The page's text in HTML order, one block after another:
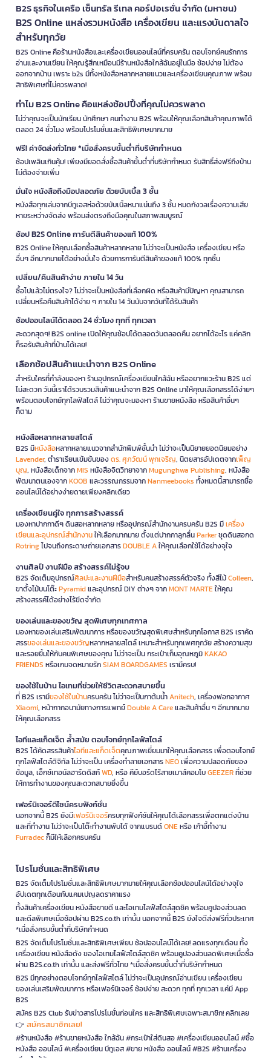
B2S ธุรกิจในเครือ เซ็นทรัล รีเทล คอร์ปอเรชั่น จำกัด (มหาชน)
B2S Online แหล่งรวมหนังสือ เครื่องเขียน และแรงบันดาลใจ
สำหรับทุกวัย
B2S Online คือร้านหนังสือและเครื่องเขียนออนไลน์ที่ครบครัน ตอบโจทย์คนรักการ
อ่านและงานเขียน ให้คุณรู้สึกเหมือนมีร้านหนังสือใกล้ฉันอยู่ในมือ ช้อปง่าย ไม่ต้อง
ออกจากบ้าน เพราะ b2s มีทั้งหนังสือหลากหลายแนวและเครื่องเขียนคุณภาพ พร้อม
สิทธิพิเศษที่ไม่ควรพลาด!
ทำไม B2S Online คือแหล่งช้อปปิ้งที่คุณไม่ควรพลาด
ไม่ว่าคุณจะเป็นนักเรียน นักศึกษา คนทำงาน B2S พร้อมให้คุณเลือกสินค้าคุณภาพได้
ตลอด 24 ชั่วโมง พร้อมโปรโมชั่นและสิทธิพิเศษมากมาย
ฟรี! ค่าจัดส่งทั่วไทย *เมื่อสั่งครบขั้นต่ำที่บริษัทกำหนด
ช้อปเพลินเกินคุ้ม! เพียงมียอดสั่งซื้อสินค้าขั้นต่ำที่บริษัทกำหนด รับสิทธิ์ส่งฟรีถึงบ้าน
ไม่ต้องจ่ายเพิ่ม
มั่นใจ หนังสือถึงมือปลอดภัย ด้วยบับเบิ้ล 3 ชั้น
หนังสือทุกเล่มจากบีทูเอสห่อด้วยบับเบิ้ลหนาแน่นถึง 3 ชั้น หมดกังวลเรื่องความเสีย
หายระหว่างจัดส่ง พร้อมส่งตรงถึงมือคุณในสภาพสมบูรณ์
ช้อป B2S Online การันตีสินค้าของแท้ 100%
B2S Online ให้คุณเลือกซื้อสินค้าหลากหลาย ไม่ว่าจะเป็นหนังสือ เครื่องเขียน หรือ
อื่นๆ อีกมากมายได้อย่างมั่นใจ ด้วยการการันตีสินค้าของแท้ 100% ทุกชิ้น
เปลี่ยน/คืนสินค้าง่าย ภายใน 14 วัน
ซื้อไปแล้วไม่ตรงใจ? ไม่ว่าจะเป็นหนังสือที่เลือกผิด หรือสินค้ามีปัญหา คุณสามารถ
เปลี่ยนหรือคืนสินค้าได้ง่าย ๆ ภายใน 14 วันนับจากวันที่ได้รับสินค้า
ช้อปออนไลน์ได้ตลอด 24 ชั่วโมง ทุกที่ ทุกเวลา
สะดวกสุดๆ! B2S online เปิดให้คุณช้อปได้ตลอดวันตลอดคืน อยากได้อะไร แค่คลิก
ก็รอรับสินค้าที่บ้านได้เลย!
เลือกช้อปสินค้าแนะนำจาก B2S Online
สำหรับใครที่กำลังมองหา ร้านอุปกรณ์เครื่องเขียนใกล้ฉัน หรืออยากแวะร้าน B2S แต่
ไม่สะดวก วันนี้เราได้รวบรวมสินค้าแนะนำจาก B2S Online มาให้คุณเลือกสรรได้ง่ายๆ
พร้อมตอบโจทย์ทุกไลฟ์สไตล์ ไม่ว่าคุณจะมองหา ร้านขายหนังสือ หรือสินค้าอื่นๆ
ก็ตาม
หนังสือหลากหลายสไตล์
B2S มีหนังสือหลากหลายแนวจากสำนักพิมพ์ชั้นนำ ไม่ว่าจะเป็นนิยายยอดนิยมอย่าง
Lavender, ตำราเรียนเข้มข้นของดร. ศุภวัฒน์ พุกเจริญ, นิตยสารอัปเดตจากเพ็ญ
บุญ, หนังสือเด็กจากMIS หนังสือจิตวิทยาจากMugunghwa Publishing, หนังสือ
พัฒนาตนเองจากKOOB และวรรณกรรมจากNanmeebooks ทั้งหมดนี้สามารถซื้อ
ออนไลน์ได้อย่างง่ายดายเพียงคลิกเดียว
เครื่องเขียนคู่ใจ ทุกการสร้างสรรค์
มองหาปากกาดีๆ ดินสอหลากหลาย หรืออุปกรณ์สำนักงานครบครัน B2S มีเครื่อง
เขียนและอุปกรณ์สำนักงานให้เลือกมากมาย ตั้งแต่ปากกาลูกลื่นParkerชุดดินสอกด
Rotringไปจนถึงกระดาษถ่ายเอกสารDOUBLE Aให้คุณเลือกใช้ได้อย่างจุใจ
งานศิลป์ งานฝีมือ สร้างสรรค์ไม่รู้จบ
B2S จัดเต็มอุปกรณ์ศิลปะและงานฝีมือสำหรับคนสร้างสรรค์ตัวจริง ทั้งสีไม้Colleen,
ขาตั้งไม้บนโต๊ะPyramidและอุปกรณ์ DIY ต่างๆ จากMONT MARTEให้คุณ
สร้างสรรค์ได้อย่างไร้ขีดจำกัด
ของเล่นและของขวัญ สุดพิเศษทุกเทศกาล
มองหาของเล่นเสริมพัฒนาการ หรือของขวัญสุดพิเศษสำหรับทุกโอกาส B2S เราคัด
สรรของเล่นและของขวัญหลากหลายสไตล์ เหมาะสำหรับทุกเพศทุกวัย สร้างความสุข
และรอยยิ้มให้กับคนพิเศษของคุณ ไม่ว่าจะเป็น กระเป๋าเก็บอุณหภูมิKAKAO
FRIENDS หรือเกมจดหมายรักSIAM BOARDGAMES เรามีครบ!
ของใช้ในบ้าน ไอเทมที่ช่วยให้ชีวิตสะดวกสบายขึ้น
ที่ B2S เรามีของใช้ในบ้านครบครัน ไม่ว่าจะเป็นกาต้มน้ำAnitech, เครื่องฟอกอากาศ
Xiaomi, หน้ากากอนามัยทางการแพทย์Double A Careและสินค้าอื่น ๆ อีกมากมาย
ให้คุณเลือกสรร
ไอทีและแก็ดเจ็ต ล้ำสมัย ตอบโจทย์ทุกไลฟ์สไตล์
B2S ได้คัดสรรสินค้าไอทีและแก็ดเจ็ตคุณภาพเยี่ยมมาให้คุณเลือกสรร เพื่อตอบโจทย์
ทุกไลฟ์สไตล์ดิจิทัล ไม่ว่าจะเป็น เครื่องทำลายเอกสารNEOเพื่อความปลอดภัยของ
ข้อมูล, เอ็กซ์เทอนัลฮาร์ดดิสก์WD, หรือ คีย์บอร์ดไร้สายเมาส์คอมโบGEEZERที่ช่วย
ให้การทำงานของคุณสะดวกสบายยิ่งขึ้น
เฟอร์นิเจอร์ดีไซน์ครบฟังก์ชั่น
นอกจากนี้ B2S ยังมีเฟอร์นิเจอร์ครบทุกฟังก์ชันให้คุณได้เลือกสรรเพื่อตกแต่งบ้าน
และที่ทำงาน ไม่ว่าจะเป็นโต๊ะทำงานพับได้ จากแบรนด์ONEหรือ เก้าอี้ทำงาน
Furradecก็มีให้เลือกครบครัน
โปรโมชั่นและสิทธิพิเศษ
B2S จัดเต็มโปรโมชั่นและสิทธิพิเศษมากมายให้คุณเลือกช้อปออนไลน์ได้อย่างจุใจ
อัปเดตทุกเดือนกับแคมเปญลดราคาแรง
ทั้งสินค้าเครื่องเขียน หนังสือขายดี และไอเทมไลฟ์สไตล์สุดชิค พร้อมคูปองส่วนลด
และดีลพิเศษเมื่อช้อปผ่าน B2S.co.th เท่านั้น นอกจากนี้ B2S ยังใจดีส่งฟรีทั่วประเทศ
*เมื่อสั่งครบขั้นต่ำที่บริษัทกำหนด
B2S จัดเต็มโปรโมชั่นและสิทธิพิเศษเพียบ ช้อปออนไลน์ได้เลย! ลดแรงทุกเดือน ทั้ง
เครื่องเขียน หนังสือดัง ของไอเทมไลฟ์สไตล์สุดชิค พร้อมคูปองส่วนลดพิเศษเมื่อซื้อ
ผ่าน B2S.co.th เท่านั้น และส่งฟรีทั่วไทย *เมื่อสั่งครบขั้นต่ำที่บริษัทกำหนด
B2S มีทุกอย่างตอบโจทย์ทุกไลฟ์สไตล์ ไม่ว่าจะเป็นอุปกรณ์อ่านเขียน เครื่องเขียน
ของเล่นเสริมพัฒนาการ หรือเฟอร์นิเจอร์ ช้อปง่าย สะดวก ทุกที่ ทุกเวลา แค่มี App
B2S
สมัคร B2S Club รับข่าวสารโปรโมชั่นก่อนใคร และสิทธิพิเศษเฉพาะสมาชิก! คลิกเลย
👉 สมัครสมาชิกเลย!
#ร้านหนังสือ #ร้านขายหนังสือ ใกล้ฉัน #กระเป๋าใส่ดินสอ #เครื่องเขียนออนไลน์ #ซื้อ
หนังสือ ออนไลน์ #เครื่องเขียน บีทูเอส #ขาย หนังสือ ออนไลน์ #B2S #ร้านเครื่อง